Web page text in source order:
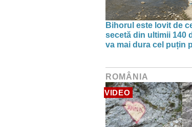
Bihorul este lovit de
secetă din ultimii 140
va mai dura cel puțin
ROMÂNIA
VIDEO